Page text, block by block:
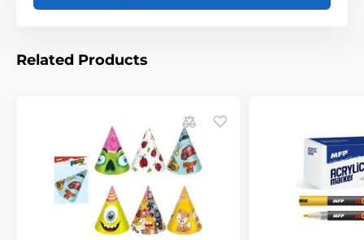
Related Products